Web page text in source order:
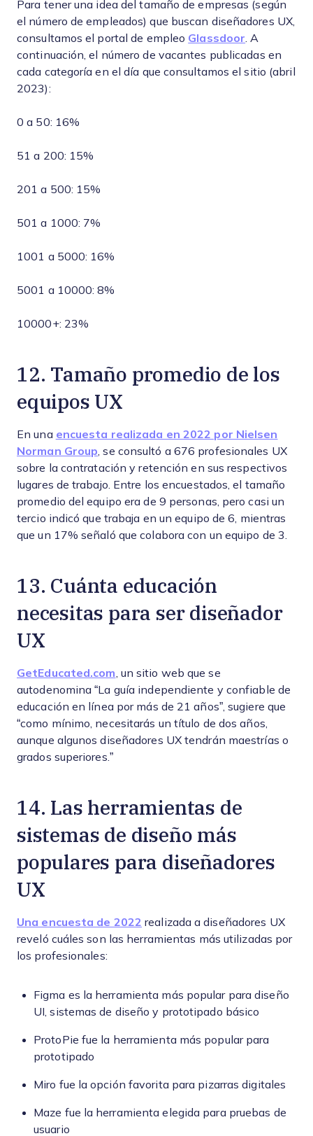
Para tener una idea del tamaño de empresas (según
el número de empleados) que buscan diseñadores UX,
consultamos el portal de empleo Glassdoor . A
continuación, el número de vacantes publicadas en
cada categoría en el día que consultamos el sitio (abril
2023):
0 a 50: 16%
51 a 200: 15%
201 a 500: 15%
501 a 1000: 7%
1001 a 5000: 16%
5001 a 10000: 8%
10000+: 23%
12. Tamaño promedio de los
equipos UX
En una encuesta realizada en 2022 por Nielsen
Norman Group , se consultó a 676 profesionales UX
sobre la contratación y retención en sus respectivos
lugares de trabajo. Entre los encuestados, el tamaño
promedio del equipo era de 9 personas, pero casi un
tercio indicó que trabaja en un equipo de 6, mientras
que un 17% señaló que colabora con un equipo de 3.
13. Cuánta educación
necesitas para ser diseñador
UX
GetEducated.com , un sitio web que se
autodenomina “La guía independiente y confiable de
educación en línea por más de 21 años”, sugiere que
“como mínimo, necesitarás un título de dos años,
aunque algunos diseñadores UX tendrán maestrías o
grados superiores.”
14. Las herramientas de
sistemas de diseño más
populares para diseñadores
UX
Una encuesta de 2022 realizada a diseñadores UX
reveló cuáles son las herramientas más utilizadas por
los profesionales:
Figma es la herramienta más popular para diseño
UI, sistemas de diseño y prototipado básico
ProtoPie fue la herramienta más popular para
prototipado
Miro fue la opción favorita para pizarras digitales
Maze fue la herramienta elegida para pruebas de
usuario